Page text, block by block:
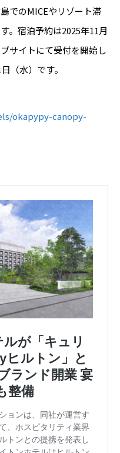
でのMICEやリゾート滞
。宿泊予約は2025年11月
サイトにて受付を開始し
（水）です。
okapypy-canopy-